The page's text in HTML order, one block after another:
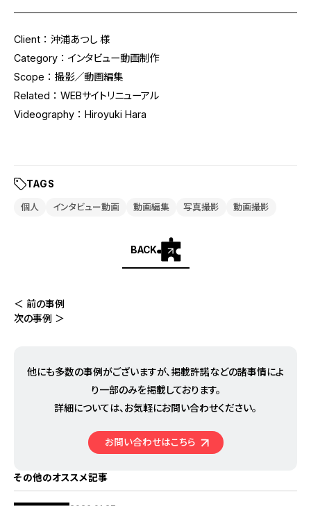
Client ： 沖浦あつし 様
Category ： インタビュー動画制作
Scope ： 撮影／動画編集
Related ： WEBサイトリニューアル
Videography ： Hiroyuki Hara
TAGS
個人 インタビュー動画 動画編集 写真撮影 動画撮影
BACK
＜ 前の事例
次の事例 ＞
他にも多数の事例がございますが、掲載許諾などの諸事情によ
り一部のみを掲載しております。
詳細については、お気軽にお問い合わせください。
お問い合わせはこちら
その他のオススメ記事